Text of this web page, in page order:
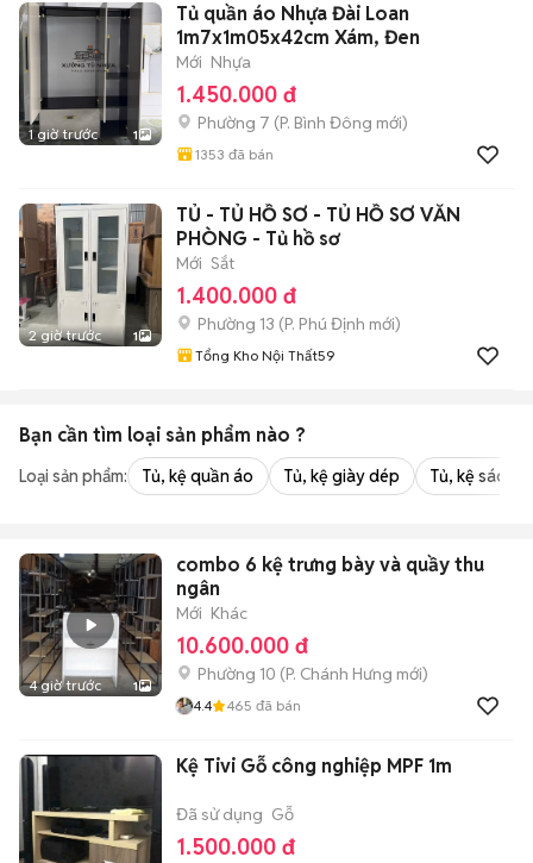
1 giờ trước 1
Tủ quần áo Nhựa Đài Loan
1m7x1m05x42cm Xám, Đen
Mới Nhựa
1.450.000 đ
Phường 7 (P. Bình Đông mới)
1353 đã bán
2 giờ trước 1
TỦ - TỦ HỒ SƠ - TỦ HỒ SƠ VĂN
PHÒNG - Tủ hồ sơ
Mới Sắt
1.400.000 đ
Phường 13 (P. Phú Định mới)
Tổng Kho Nội Thất59
Bạn cần tìm loại sản phẩm nào ?
Loại sản phẩm: Tủ, kệ quần áo Tủ, kệ giày dép Tủ, kệ sách
4 giờ trước 1
combo 6 kệ trưng bày và quầy thu
ngân
Mới Khác
10.600.000 đ
Phường 10 (P. Chánh Hưng mới)
4.4 465 đã bán
Kệ Tivi Gỗ công nghiệp MPF 1m
Đã sử dụng Gỗ
1.500.000 đ